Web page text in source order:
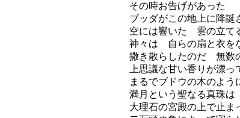
その時お告げがあった
ブッダがこの地上に降誕
空には響いた 雲の立て
神々は 自らの扇と衣を
撒き散らしたのだ 無数
上思議な甘い香りが漂っ
まるでブドウの木のよ
満月という聖なる真珠は
大理石の宮殿の上で止ま